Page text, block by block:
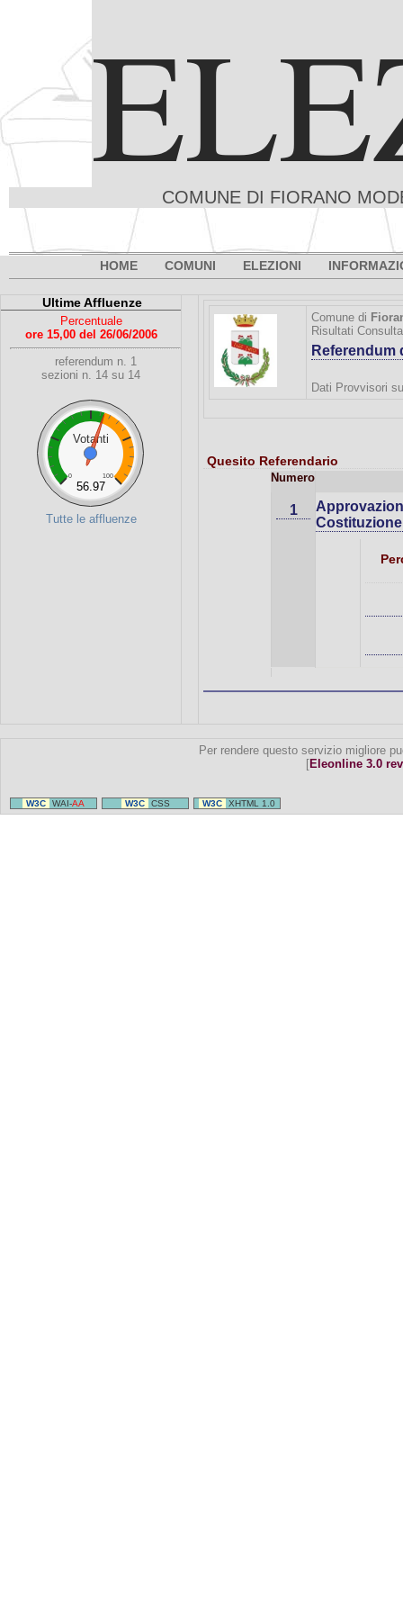
COMUNE DI FIORANO
HOME COMUNI ELEZIONI
Ultime Affluenze
Percentuale
ore 15,00 del 26/06/2006
referendum n. 1
sezioni n. 14 su 14
Votanti
0 100
56.97
Tutte le affluenze
Comune di
Risultati
Referendum
Dati Provvisori
Quesito Referendario
Numero
1
Costituzione
Per rendere questo servizio migliore
[Eleonline 3.0
W3C WAI-AA W3C CSS W3C XHTML 1.0